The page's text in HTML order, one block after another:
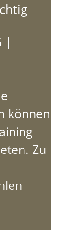
|
können
Zu